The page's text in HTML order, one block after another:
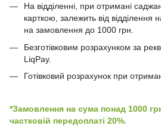
На відділенні, при отримані
карткою, залежить від відділення
на замовлення до 1000 грн.
Безготівковим розрахунком за
LiqPay.
Готівковий розрахунок при
*Замовлення на сума понад 1000
частковій передоплаті 20%.